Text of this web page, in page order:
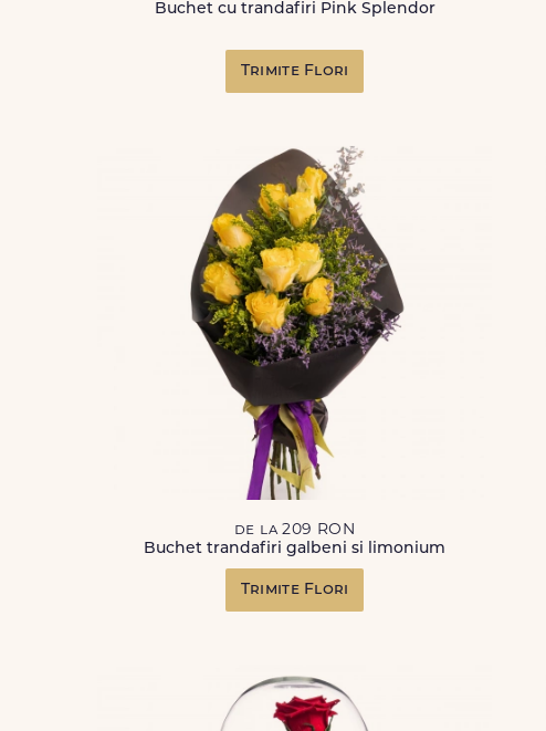
Buchet cu trandafiri Pink Splendor
Trimite Flori
de la 209 RON
Buchet trandafiri galbeni si limonium
Trimite Flori